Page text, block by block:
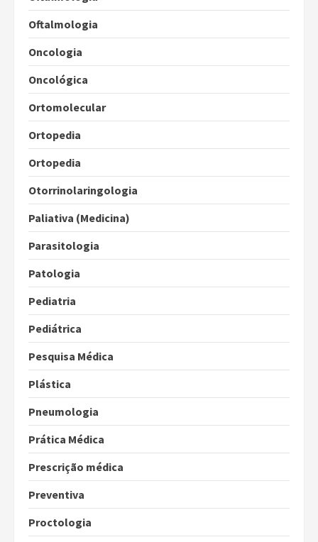
Oftalmologia
Oncologia
Oncológica
Ortomolecular
Ortopedia
Ortopedia
Otorrinolaringologia
Paliativa (Medicina)
Parasitologia
Patologia
Pediatria
Pediátrica
Pesquisa Médica
Plástica
Pneumologia
Prática Médica
Prescrição médica
Preventiva
Proctologia